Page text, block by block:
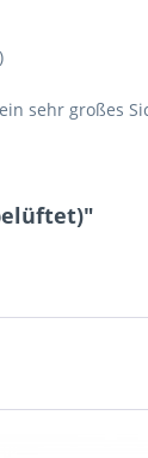
sehr großes